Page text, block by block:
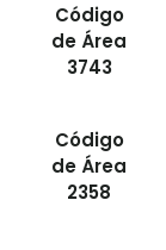
Código
de Área
3743
Código
de Área
2358